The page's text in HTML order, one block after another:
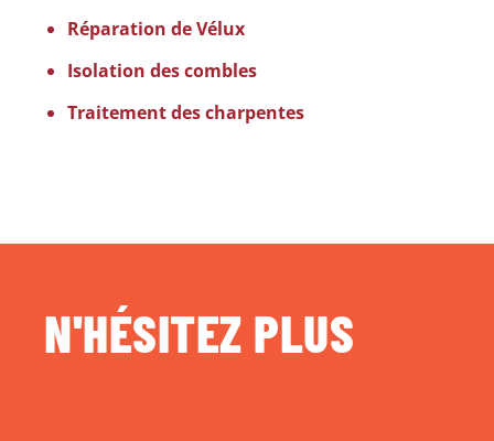
Réparation de Vélux
Isolation des combles
Traitement des charpentes
N'HÉSITEZ PLUS